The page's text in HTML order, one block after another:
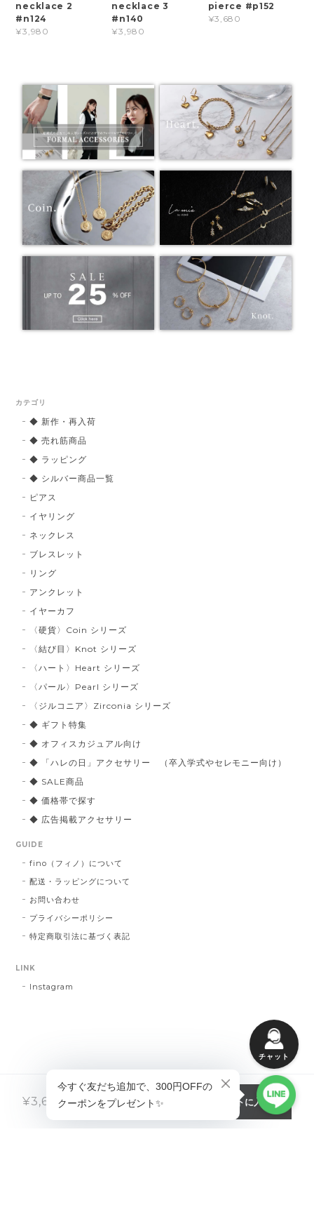
¥3,680 税込 カートに入れる
necklace 2
#n124
¥3,980
necklace 3
#n140
¥3,980
pierce #p152
¥3,680
カテゴリ
◆ 新作・再入荷
◆ 売れ筋商品
◆ ラッピング
◆ シルバー商品一覧
ピアス
イヤリング
ネックレス
ブレスレット
リング
アンクレット
イヤーカフ
〈硬貨〉Coin シリーズ
〈結び目〉Knot シリーズ
〈ハート〉Heart シリーズ
〈パール〉Pearl シリーズ
〈ジルコニア〉Zirconia シリーズ
◆ ギフト特集
◆ オフィスカジュアル向け
◆ 「ハレの日」アクセサリー （卒入学式やセレモニー向け）
◆ SALE商品
◆ 価格帯で探す
◆ 広告掲載アクセサリー
GUIDE
fino（フィノ）について
配送・ラッピングについて
お問い合わせ
プライバシーポリシー
特定商取引法に基づく表記
LINK
Instagram
チャット